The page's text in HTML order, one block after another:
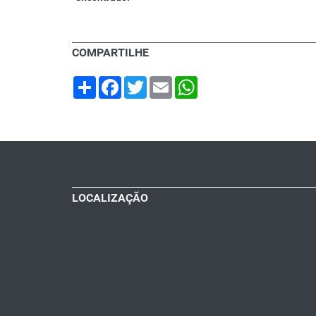
COMPARTILHE
Share Facebook
TwitterEmail
LOCALIZAÇÃO